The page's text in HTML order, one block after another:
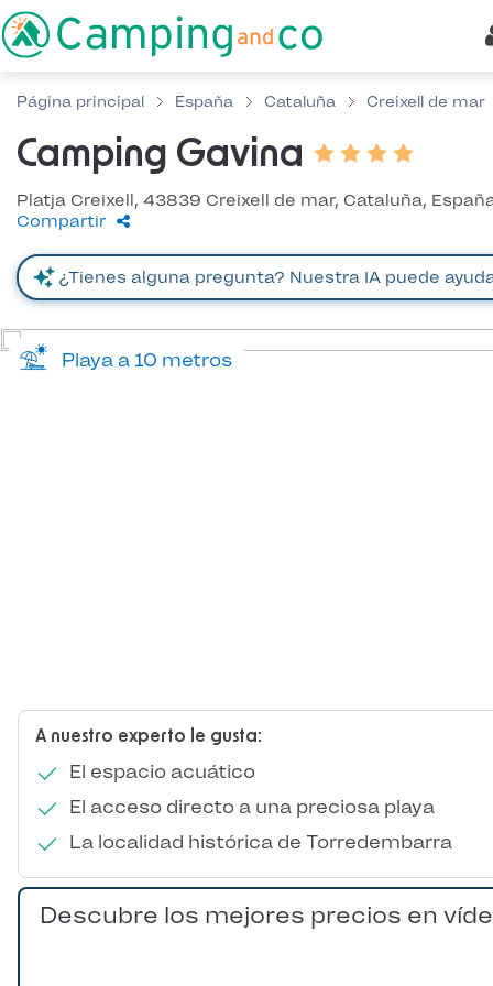
Página principal España Cataluña Creixell de mar
Camping Gavina
Platja Creixell, 43839 Creixell de mar, Cataluña,
Compartir
A nuestro experto le gusta:
El espacio acuático
El acceso directo a una preciosa playa
La localidad histórica de Torredembarra
Playa a 10 metros
Descubre los mejores precios en